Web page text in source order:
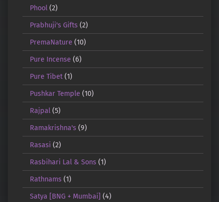
Phool(2)
Prabhuji's Gifts(2)
PremaNature (10)
Pure Incense (6)
Pure Tibet(1)
Pushkar Temple (10)
Rajpal(5)
Ramakrishna's(9)
Rasasi (2)
Rasbihari Lal & Sons(1)
Rathnams(1)
Satya [BNG + Mumbai] (4)